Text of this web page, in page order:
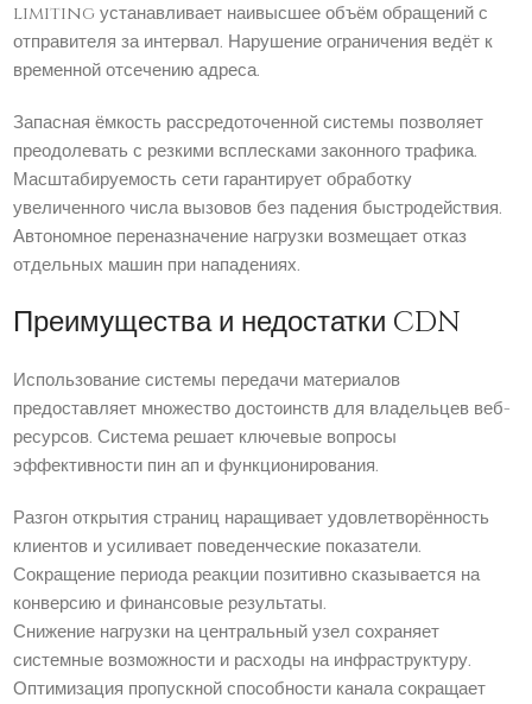
limiting устанавливает наивысшее объём обращений с
отправителя за интервал. Нарушение ограничения ведёт к
временной отсечению адреса.
Запасная ёмкость рассредоточенной системы позволяет
преодолевать с резкими всплесками законного трафика.
Масштабируемость сети гарантирует обработку
увеличенного числа вызовов без падения быстродействия.
Автономное переназначение нагрузки возмещает отказ
отдельных машин при нападениях.
Преимущества и недостатки CDN
Использование системы передачи материалов
предоставляет множество достоинств для владельцев веб-
ресурсов. Система решает ключевые вопросы
эффективности пин ап и функционирования.
Разгон открытия страниц наращивает удовлетворённость
клиентов и усиливает поведенческие показатели.
Сокращение периода реакции позитивно сказывается на
конверсию и финансовые результаты.
Снижение нагрузки на центральный узел сохраняет
системные возможности и расходы на инфраструктуру.
Оптимизация пропускной способности канала сокращает